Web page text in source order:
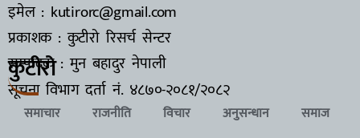
इमेल : kutirorc@gmail.com
प्रकाशक : कुटीरो रिसर्च सेन्टर
सम्पादक : मुन बहादुर नेपाली
सूचना विभाग दर्ता नं. ४८७०-२०८१/२०८२
कुटीरो
समाचार राजनीति विचार अनुसन्धान समाज